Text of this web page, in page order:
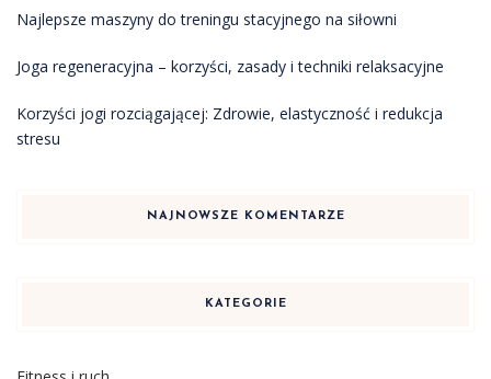
Najlepsze maszyny do treningu stacyjnego na siłowni
Joga regeneracyjna – korzyści, zasady i techniki relaksacyjne
Korzyści jogi rozciągającej: Zdrowie, elastyczność i redukcja
stresu
NAJNOWSZE KOMENTARZE
KATEGORIE